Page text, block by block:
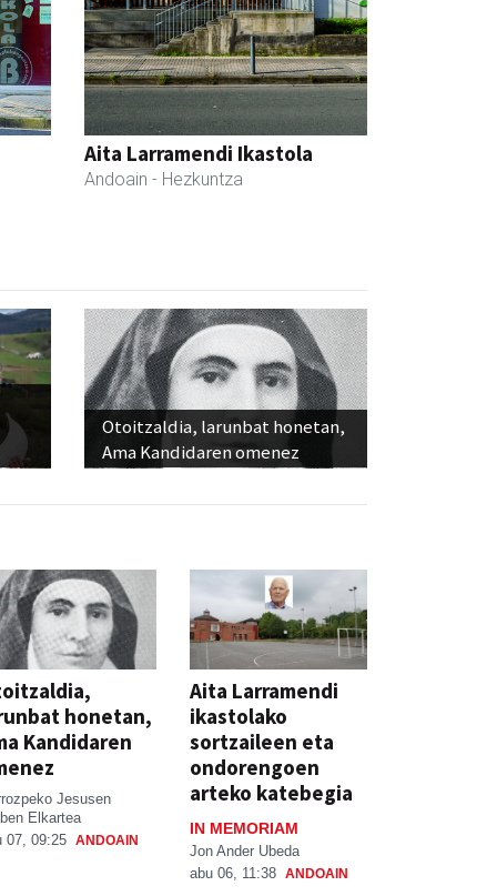
Aita Larramendi Ikastola
Andoain - Hezkuntza
Otoitzaldia, larunbat honetan,
Ama Kandidaren omenez
honetan,
Kandidaren
Jesusen
Elkartea
07, 09:25 ANDOAIN
Aita Larramendi
ikastolako
sortzaileen eta
ondorengoen
arteko katebegia
IN MEMORIAM
Jon Ander Ubeda
abu 06, 11:38 ANDOAIN